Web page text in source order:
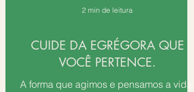
2 min de leitura
CUIDE DA EGRÉGORA QUE
VOCÊ PERTENCE.
A forma que agimos e pensamos a vida,